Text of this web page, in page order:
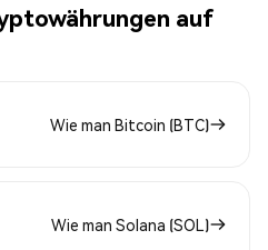
auf
Wie man Bitcoin (BTC)
Wie man Solana (SOL)